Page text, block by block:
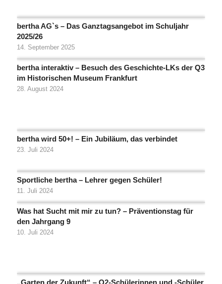
bertha AG`s – Das Ganztagsangebot im Schuljahr
2025/26
14. September 2025
bertha interaktiv – Besuch des Geschichte-LKs der Q3
im Historischen Museum Frankfurt
28. August 2024
bertha wird 50+! – Ein Jubiläum, das verbindet
23. Juli 2024
Sportliche bertha – Lehrer gegen Schüler!
11. Juli 2024
Was hat Sucht mit mir zu tun? – Präventionstag für
den Jahrgang 9
10. Juli 2024
„Garten der Zukunft“ – Q2-Schülerinnen und -Schüler